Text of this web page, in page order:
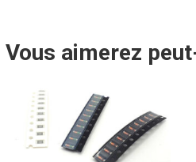
Vous aimerez